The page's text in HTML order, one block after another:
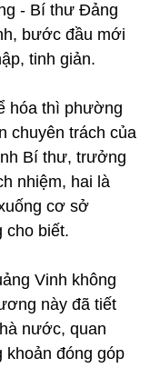
- Bí thư Đảng
bước đầu mới
tinh giản.
hóa thì phường
chuyên trách của
Bí thư, trưởng
nhiệm, hai là
cơ sở
cho biết.
Vinh không
này đã tiết
nước, quan
đóng góp